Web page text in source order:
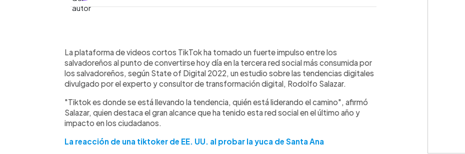
► Escuchar artículo
La plataforma de videos cortos TikTok ha tomado un fuerte impulso entre los
salvadoreños al punto de convertirse hoy día en la tercera red social más consumida por
los salvadoreños, según State of Digital 2022, un estudio sobre las tendencias digitales
divulgado por el experto y consultor de transformación digital, Rodolfo Salazar.
"Tiktok es donde se está llevando la tendencia, quién está liderando el camino", afirmó
Salazar, quien destaca el gran alcance que ha tenido esta red social en el último año y
impacto en los ciudadanos.
La reacción de una tiktoker de EE. UU. al probar la yuca de Santa Ana